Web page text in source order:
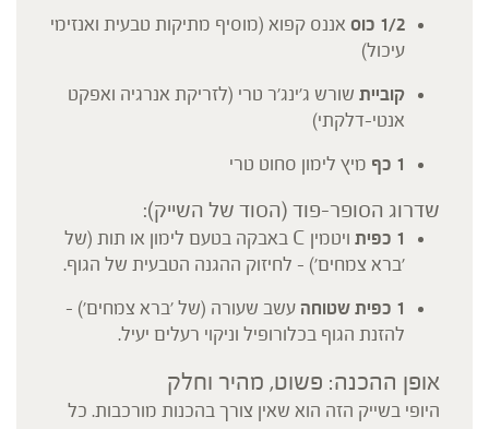
1/2 כוס
אננס קפוא (מוסיף מתיקות טבעית ואנזימי
עיכול)
קוביית שורש ג'ינג'ר טרי (לזריקת אנרגיה ואפקט
אנטי-דלקתי)
1 כף
מיץ לימון סחוט טרי
שדרוג הסופר-פוד (הסוד של השייק):
1 כפית
ויטמין C באבקה בטעם לימון או תות (של
'ברא צמחים') – לחיזוק ההגנה הטבעית של הגוף.
1 כפית שטוחה
עשב שעורה (של 'ברא צמחים') –
להזנת הגוף בכלורופיל וניקוי רעלים יעיל.
אופן ההכנה: פשוט, מהיר וחלק
היופי בשייק הזה הוא שאין צורך בהכנות מורכבות. כל